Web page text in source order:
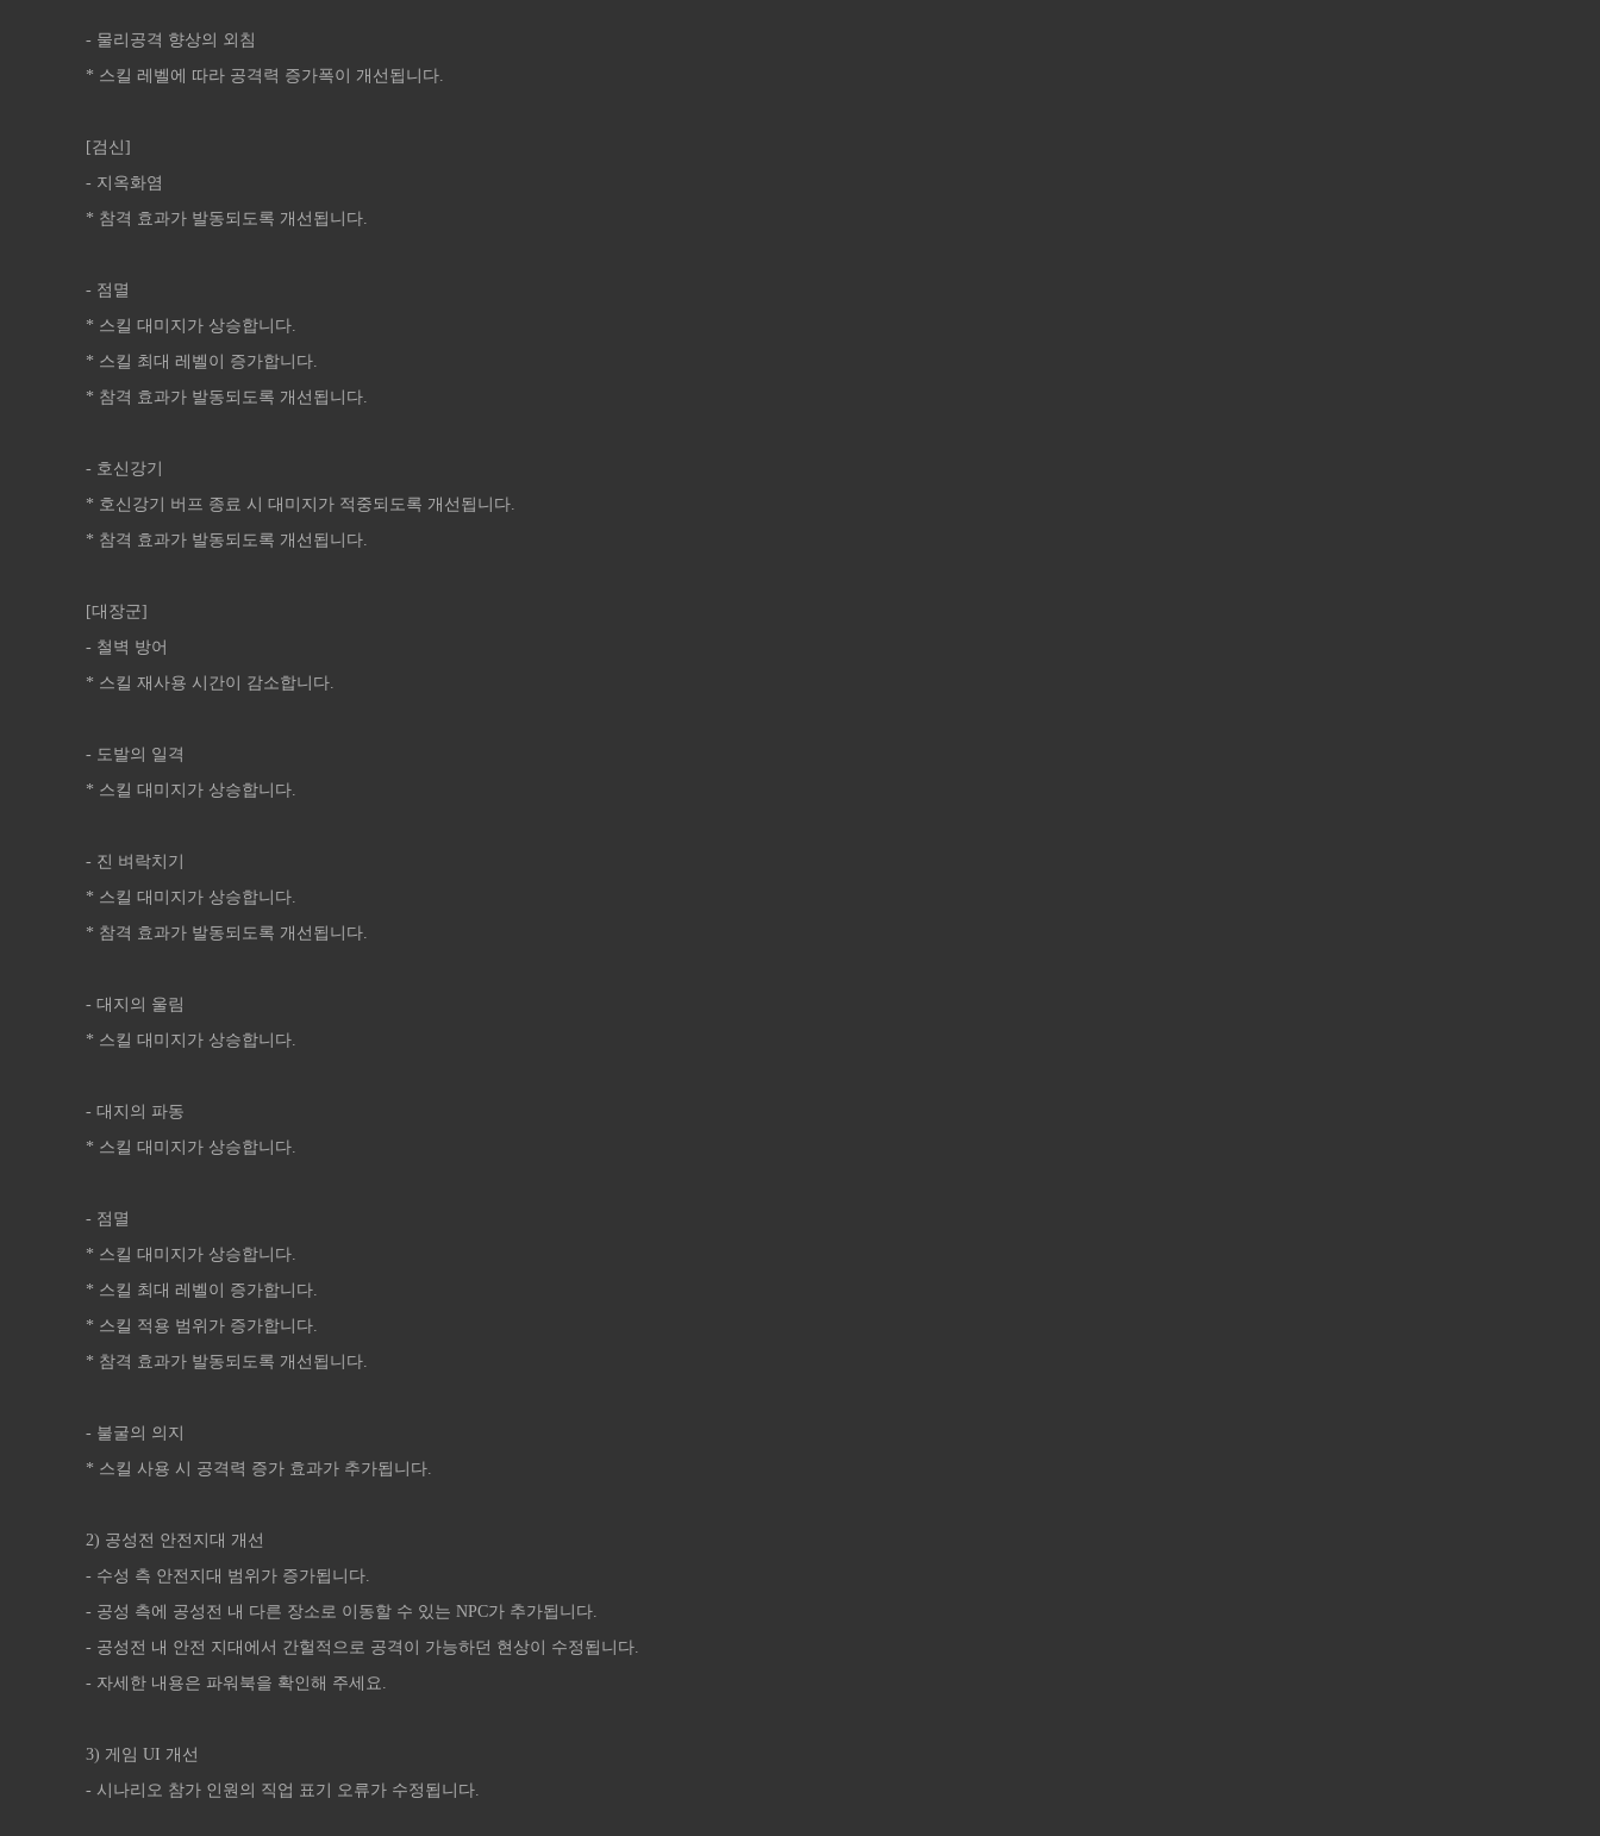
- 물리공격 향상의 외침
* 스킬 레벨에 따라 공격력 증가폭이 개선됩니다.
[검신]
- 지옥화염
* 참격 효과가 발동되도록 개선됩니다.
- 점멸
* 스킬 대미지가 상승합니다.
* 스킬 최대 레벨이 증가합니다.
* 참격 효과가 발동되도록 개선됩니다.
- 호신강기
* 호신강기 버프 종료 시 대미지가 적중되도록 개선됩니다.
* 참격 효과가 발동되도록 개선됩니다.
[대장군]
- 철벽 방어
* 스킬 재사용 시간이 감소합니다.
- 도발의 일격
* 스킬 대미지가 상승합니다.
- 진 벼락치기
* 스킬 대미지가 상승합니다.
* 참격 효과가 발동되도록 개선됩니다.
- 대지의 울림
* 스킬 대미지가 상승합니다.
- 대지의 파동
* 스킬 대미지가 상승합니다.
- 점멸
* 스킬 대미지가 상승합니다.
* 스킬 최대 레벨이 증가합니다.
* 스킬 적용 범위가 증가합니다.
* 참격 효과가 발동되도록 개선됩니다.
- 불굴의 의지
* 스킬 사용 시 공격력 증가 효과가 추가됩니다.
2) 공성전 안전지대 개선
- 수성 측 안전지대 범위가 증가됩니다.
- 공성 측에 공성전 내 다른 장소로 이동할 수 있는 NPC가 추가됩니다.
- 공성전 내 안전 지대에서 간헐적으로 공격이 가능하던 현상이 수정됩니다.
- 자세한 내용은 파워북을 확인해 주세요.
3) 게임 UI 개선
- 시나리오 참가 인원의 직업 표기 오류가 수정됩니다.